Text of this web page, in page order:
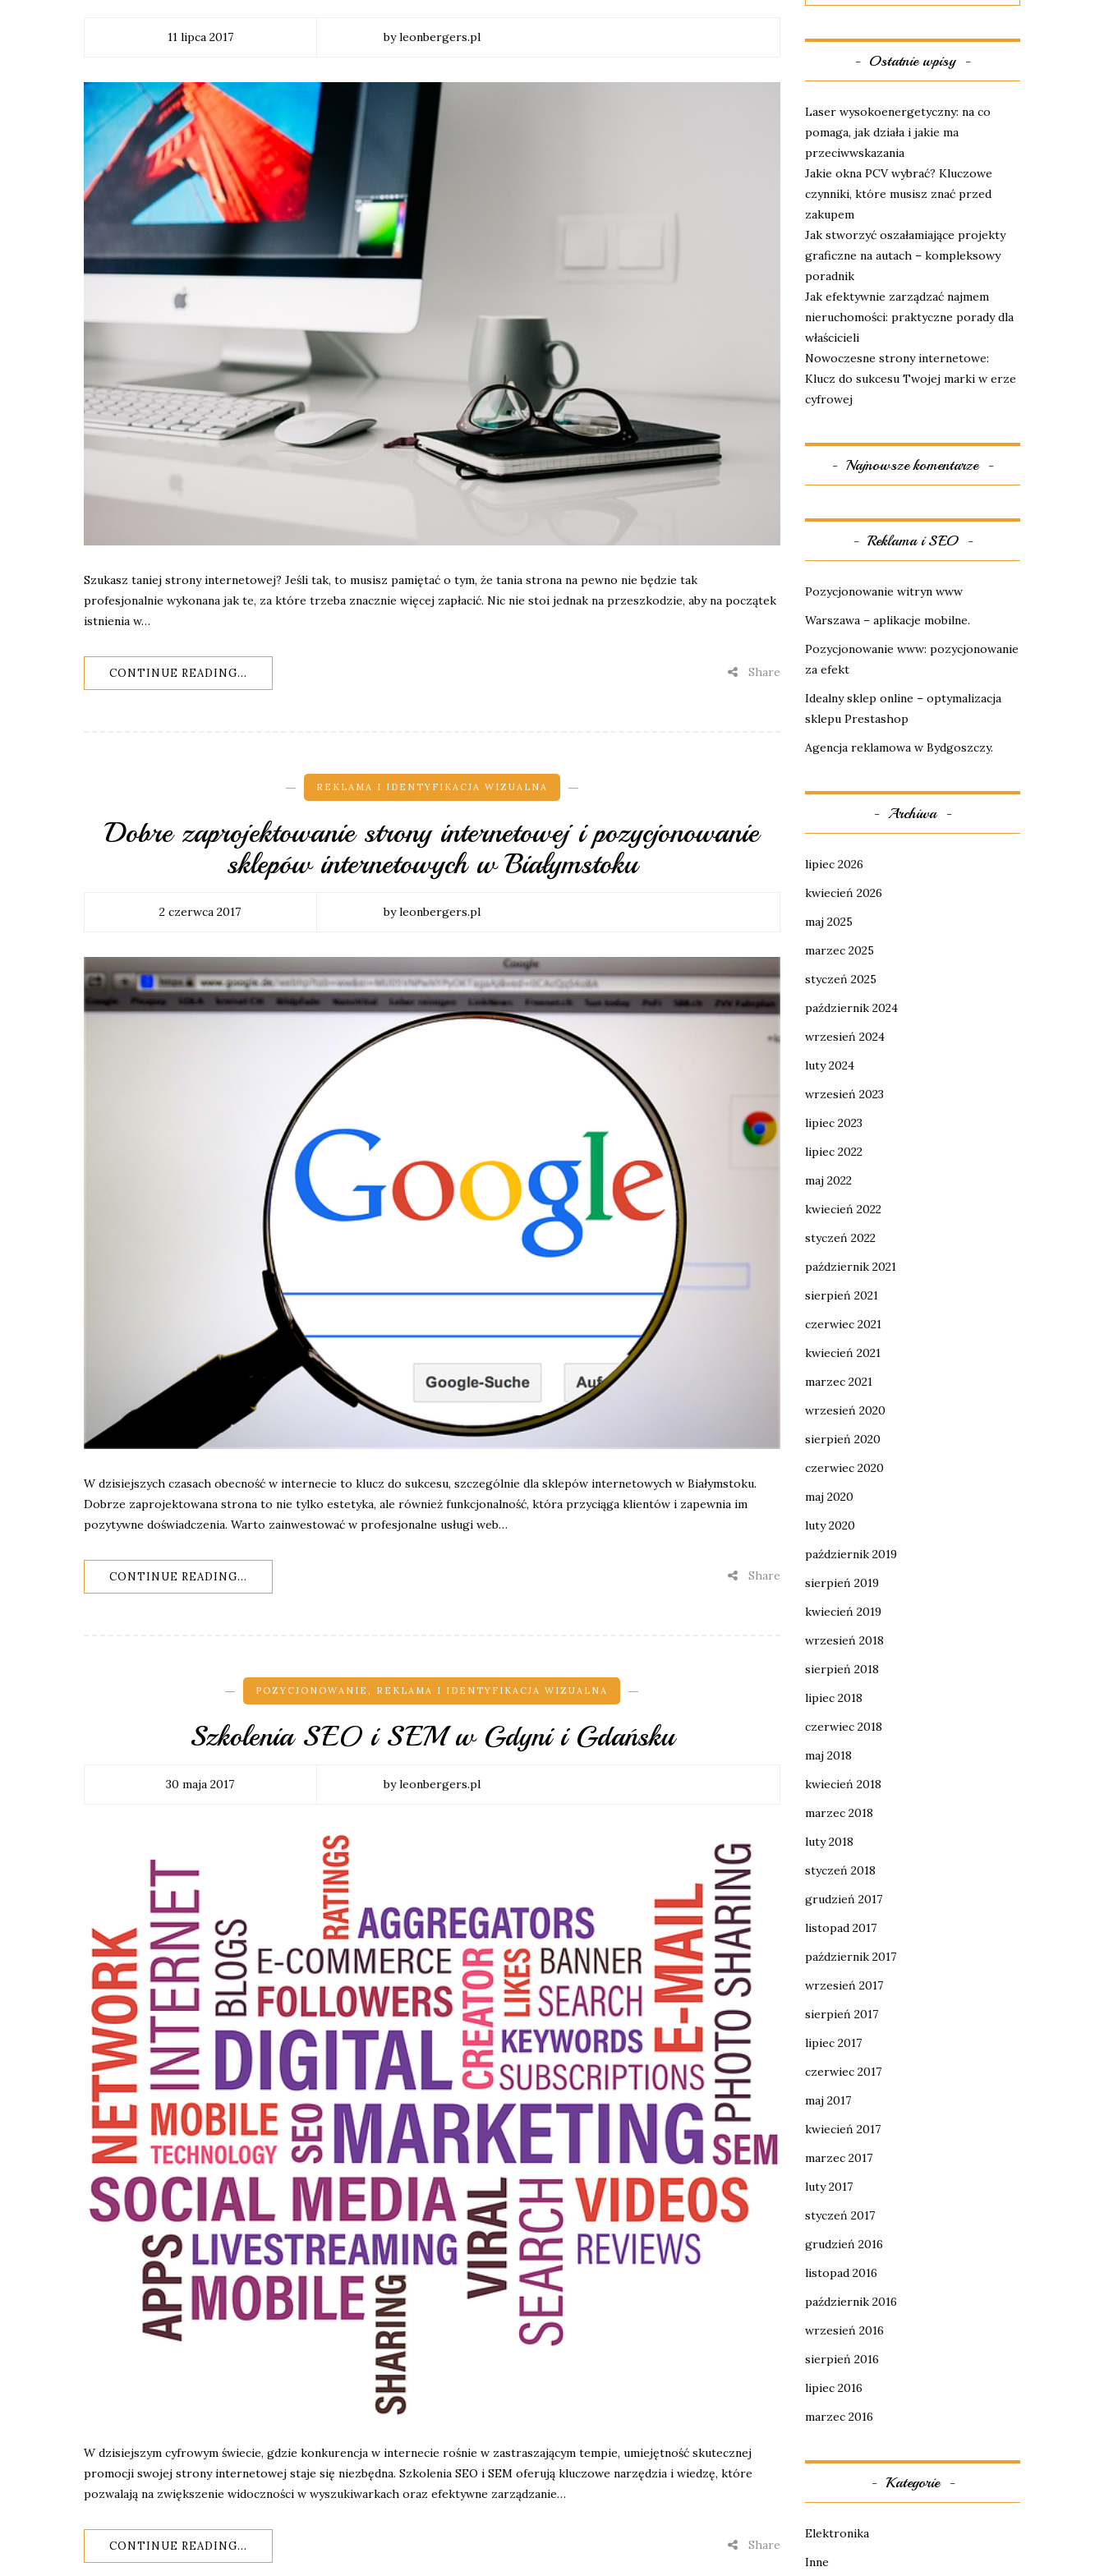
11 lipca 2017 by leonbergers.pl
Szukasz taniej strony internetowej? Jeśli tak, to musisz pamiętać o tym, że tania strona na pewno nie będzie tak
profesjonalnie wykonana jak te, za które trzeba znacznie więcej zapłacić. Nic nie stoi jednak na przeszkodzie, aby na początek
istnienia w…
CONTINUE READING... Share
REKLAMA I IDENTYFIKACJA WIZUALNA
Dobre zaprojektowanie strony internetowej i pozycjonowanie
sklepów internetowych w Białymstoku
2 czerwca 2017 by leonbergers.pl
W dzisiejszych czasach obecność w internecie to klucz do sukcesu, szczególnie dla sklepów internetowych w Białymstoku.
Dobrze zaprojektowana strona to nie tylko estetyka, ale również funkcjonalność, która przyciąga klientów i zapewnia im
pozytywne doświadczenia. Warto zainwestować w profesjonalne usługi web…
CONTINUE READING... Share
POZYCJONOWANIE , REKLAMA I IDENTYFIKACJA WIZUALNA
Szkolenia SEO i SEM w Gdyni i Gdańsku
30 maja 2017 by leonbergers.pl
W dzisiejszym cyfrowym świecie, gdzie konkurencja w internecie rośnie w zastraszającym tempie, umiejętność skutecznej
promocji swojej strony internetowej staje się niezbędna. Szkolenia SEO i SEM oferują kluczowe narzędzia i wiedzę, które
pozwalają na zwiększenie widoczności w wyszukiwarkach oraz efektywne zarządzanie…
CONTINUE READING... Share
Ostatnie wpisy
Laser wysokoenergetyczny: na co
pomaga, jak działa i jakie ma
przeciwwskazania
Jakie okna PCV wybrać? Kluczowe
czynniki, które musisz znać przed
zakupem
Jak stworzyć oszałamiające projekty
graficzne na autach – kompleksowy
poradnik
Jak efektywnie zarządzać najmem
nieruchomości: praktyczne porady dla
właścicieli
Nowoczesne strony internetowe:
Klucz do sukcesu Twojej marki w erze
cyfrowej
Najnowsze komentarze
Reklama i SEO
Pozycjonowanie witryn www
Warszawa – aplikacje mobilne.
Pozycjonowanie www: pozycjonowanie
za efekt
Idealny sklep online – optymalizacja
sklepu Prestashop
Agencja reklamowa w Bydgoszczy.
Archiwa
lipiec 2026
kwiecień 2026
maj 2025
marzec 2025
styczeń 2025
październik 2024
wrzesień 2024
luty 2024
wrzesień 2023
lipiec 2023
lipiec 2022
maj 2022
kwiecień 2022
styczeń 2022
październik 2021
sierpień 2021
czerwiec 2021
kwiecień 2021
marzec 2021
wrzesień 2020
sierpień 2020
czerwiec 2020
maj 2020
luty 2020
październik 2019
sierpień 2019
kwiecień 2019
wrzesień 2018
sierpień 2018
lipiec 2018
czerwiec 2018
maj 2018
kwiecień 2018
marzec 2018
luty 2018
styczeń 2018
grudzień 2017
listopad 2017
październik 2017
wrzesień 2017
sierpień 2017
lipiec 2017
czerwiec 2017
maj 2017
kwiecień 2017
marzec 2017
luty 2017
styczeń 2017
grudzień 2016
listopad 2016
październik 2016
wrzesień 2016
sierpień 2016
lipiec 2016
marzec 2016
Kategorie
Elektronika
Inne